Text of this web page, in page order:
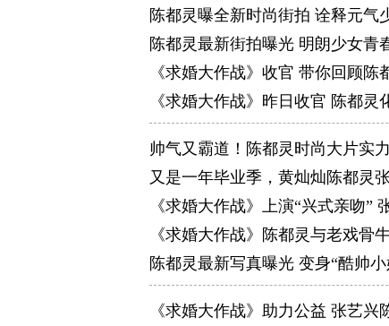
陈都灵曝全新时尚街拍 诠释元气
陈都灵最新街拍曝光 明朗少女青
《求婚大作战》收官 带你回顾陈
《求婚大作战》昨日收官 陈都灵
帅气又霸道！陈都灵时尚大片实
又是一年毕业季，黄灿灿陈都灵
《求婚大作战》上演“兴式亲吻”
《求婚大作战》陈都灵与老戏骨
陈都灵最新写真曝光 变身“酷帅小
《求婚大作战》助力公益 张艺兴